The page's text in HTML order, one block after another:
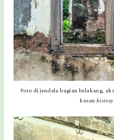
Foto di jendela bagian belakang,
kesan